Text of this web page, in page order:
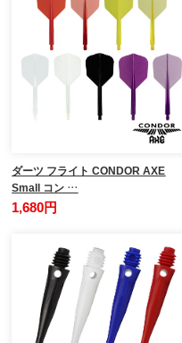
ダーツ フライト CONDOR AXE
Small コン …
1,680円